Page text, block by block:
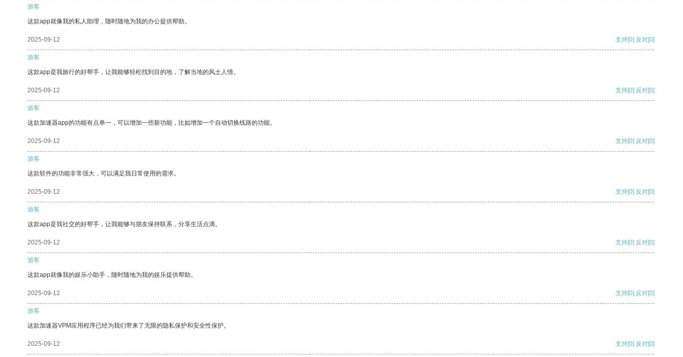
游客
这款app就像我的私人助理，随时随地为我的办公提供帮助。
2025-09-12 支持[0] 反对[0]
游客
这款app是我旅行的好帮手，让我能够轻松找到目的地，了解当地的风土人情。
2025-09-12 支持[0] 反对[0]
游客
这款加速器app的功能有点单一，可以增加一些新功能，比如增加一个自动切换线路的功能。
2025-09-12 支持[0] 反对[0]
游客
这款软件的功能非常强大，可以满足我日常使用的需求。
2025-09-12 支持[0] 反对[0]
游客
这款app是我社交的好帮手，让我能够与朋友保持联系，分享生活点滴。
2025-09-12 支持[0] 反对[0]
游客
这款app就像我的娱乐小助手，随时随地为我的娱乐提供帮助。
2025-09-12 支持[0] 反对[0]
游客
这款加速器VPM应用程序已经为我们带来了无限的隐私保护和安全性保护。
2025-09-12 支持[0] 反对[0]